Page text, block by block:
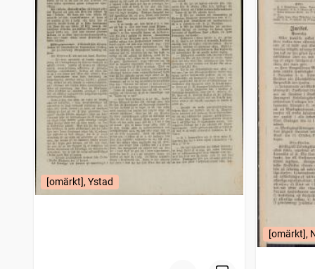
[omärkt], Ystad
[omärkt],